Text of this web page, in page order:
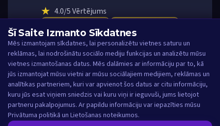
★ 4.0/5 Vērtējums
€3,500BONUSS 570
...
12h - 48h
NAV NEPIECIEŠAMS KODS
SPĒLĒT →
Rādīt vairāk ▼ Lasīt aprakstu
Šī Saite Izmanto Sīkdatnes
Mēs izmantojam sīkdatnes, lai personalizētu vietnes saturu un
reklāmas, lai nodrošinātu sociālo mediju funkcijas un analizētu mūsu
vietnes izmantošanas datus. Mēs dalāmies ar informāciju par to, kā
jūs izmantojat mūsu vietni ar mūsu sociālajiem medijiem, reklāmas un
analītikas partneriem, kuri var apvienot šos datus ar citu informāciju,
kuru jūs esat viņiem sniedzis vai kuru viņi ir ieguvuši, jums lietojot
partneru pakalpojumus. Ar papildu informāciju var iepazīties mūsu
Privātuma politikā un Lietošanas noteikumos.